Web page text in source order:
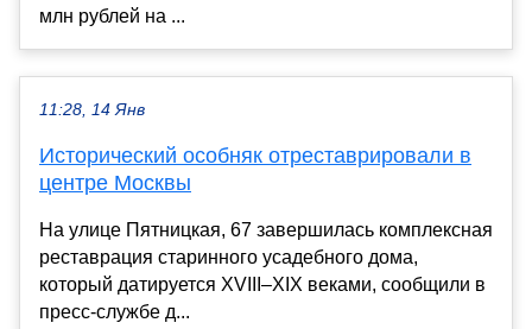
млн рублей на ...
11:28, 14 Янв
Исторический особняк отреставрировали в
центре Москвы
На улице Пятницкая, 67 завершилась комплексная
реставрация старинного усадебного дома,
который датируется XVIII–XIX веками, сообщили в
пресс-службе д...